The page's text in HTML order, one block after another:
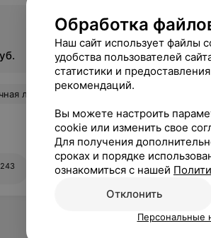
Антитела
инсулину
от 46,64 руб.
и доброжелательные специалисты. Помощь в подборе необходимых анализов и взятие крови на высшем уровне. Вернёмся к Вам еще не один раз.
Все адреса
Обработка
Наш сайт использует файлы
удобства пользователей
статистики и
рекомендаций.
Вы можете настроить
cookie или изменить свое
Для получения
сроках и порядке
ознакомиться с нашей
Отклонить
Персональные